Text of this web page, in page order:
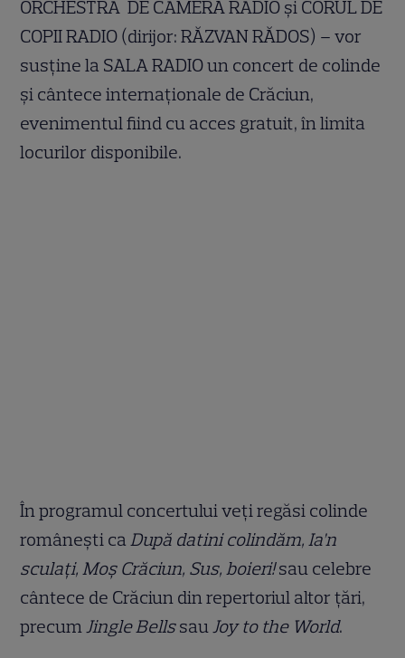
ORCHESTRA DE CAMERĂ RADIO și CORUL DE
COPII RADIO (dirijor: RĂZVAN RĂDOS) – vor
susține la SALA RADIO un concert de colinde
și cântece internaționale de Crăciun,
evenimentul fiind cu acces gratuit, în limita
locurilor disponibile.
În programul concertului veți regăsi colinde
românești caDupă datini colindăm, Ia’n
sculaţi, Moș Crăciun, Sus, boieri!sau celebre
cântece de Crăciun din repertoriul altor țări,
precumJingle BellssauJoy to the World.